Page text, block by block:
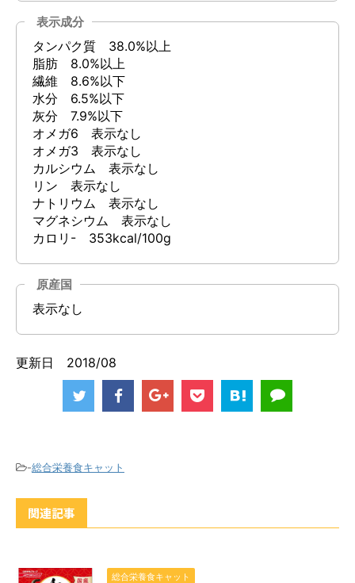
表示成分
タンパク質 38.0%以上
脂肪 8.0%以上
繊維 8.6%以下
水分 6.5%以下
灰分 7.9%以下
オメガ6 表示なし
オメガ3 表示なし
カルシウム 表示なし
リン 表示なし
ナトリウム 表示なし
マグネシウム 表示なし
カロリ- 353kcal/100g
原産国
表示なし
更新日 2018/08
-総合栄養食キャット
関連記事
総合栄養食キャット